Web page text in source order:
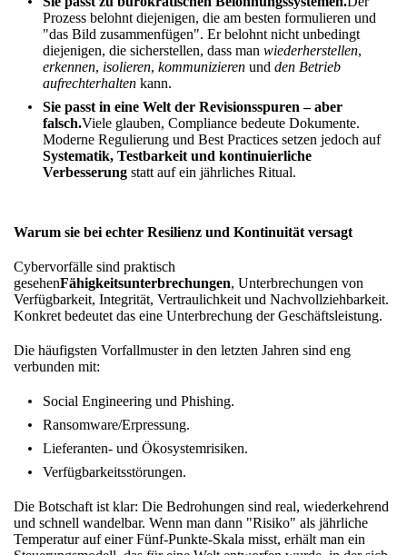
Prozess belohnt diejenigen, die am besten formulieren und
"das Bild zusammenfügen". Er belohnt nicht unbedingt
diejenigen, die sicherstellen, dass man wiederherstellen,
erkennen, isolieren, kommunizieren und den Betrieb
aufrechterhalten kann.
Sie passt in eine Welt der Revisionsspuren – aber
falsch.Viele glauben, Compliance bedeute Dokumente.
Moderne Regulierung und Best Practices setzen jedoch auf
Systematik, Testbarkeit und kontinuierliche
Verbesserung statt auf ein jährliches Ritual.
Warum sie bei echter Resilienz und Kontinuität versagt
Cybervorfälle sind praktisch
gesehenFähigkeitsunterbrechungen, Unterbrechungen von
Verfügbarkeit, Integrität, Vertraulichkeit und Nachvollziehbarkeit.
Konkret bedeutet das eine Unterbrechung der Geschäftsleistung.
Die häufigsten Vorfallmuster in den letzten Jahren sind eng
verbunden mit:
Social Engineering und Phishing.
Ransomware/Erpressung.
Lieferanten- und Ökosystemrisiken.
Verfügbarkeitsstörungen.
Die Botschaft ist klar: Die Bedrohungen sind real, wiederkehrend
und schnell wandelbar. Wenn man dann "Risiko" als jährliche
Temperatur auf einer Fünf-Punkte-Skala misst, erhält man ein